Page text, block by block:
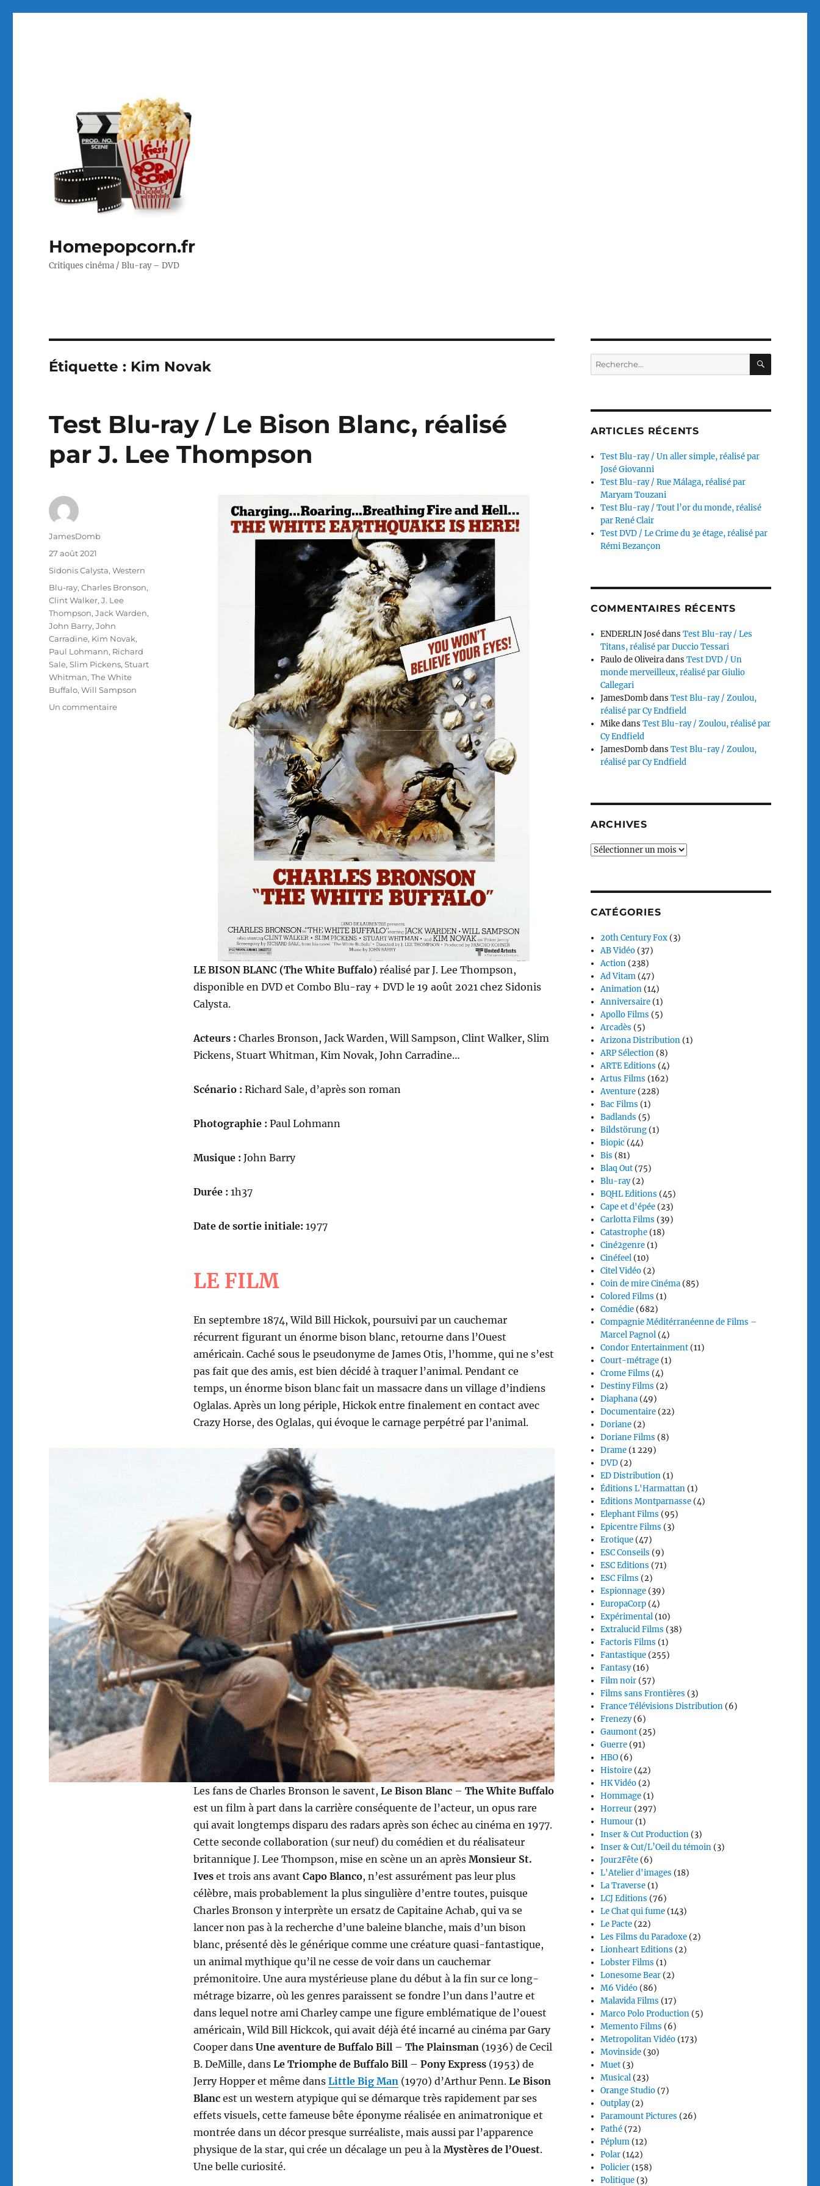
Homepopcorn.fr
Critiques cinéma / Blu-ray – DVD
Étiquette : Kim Novak
Test Blu-ray / Le Bison Blanc, réalisé
par J. Lee Thompson
LE BISON BLANC (The White Buffalo) réalisé par J. Lee Thompson,
disponible en DVD et Combo Blu-ray + DVD le 19 août 2021 chez Sidonis
Calysta.
Acteurs : Charles Bronson, Jack Warden, Will Sampson, Clint Walker, Slim
Pickens, Stuart Whitman, Kim Novak, John Carradine…
Scénario : Richard Sale, d’après son roman
Photographie : Paul Lohmann
Musique : John Barry
Durée : 1h37
Date de sortie initiale: 1977
LE FILM
En septembre 1874, Wild Bill Hickok, poursuivi par un cauchemar
récurrent figurant un énorme bison blanc, retourne dans l’Ouest
américain. Caché sous le pseudonyme de James Otis, l’homme, qui ne s’est
pas fait que des amis, est bien décidé à traquer l’animal. Pendant ce
temps, un énorme bison blanc fait un massacre dans un village d’indiens
Oglalas. Après un long périple, Hickok entre finalement en contact avec
Crazy Horse, des Oglalas, qui évoque le carnage perpétré par l’animal.
Les fans de Charles Bronson le savent, Le Bison Blanc – The White Buffalo
est un film à part dans la carrière conséquente de l’acteur, un opus rare
qui avait longtemps disparu des radars après son échec au cinéma en 1977.
Cette seconde collaboration (sur neuf) du comédien et du réalisateur
britannique J. Lee Thompson, mise en scène un an après Monsieur St.
Ives et trois ans avant Capo Blanco, n’est assurément pas leur plus
célèbre, mais probablement la plus singulière d’entre toutes, puisque
Charles Bronson y interprète un ersatz de Capitaine Achab, qui va se
lancer non pas à la recherche d’une baleine blanche, mais d’un bison
blanc, présenté dès le générique comme une créature quasi-fantastique,
un animal mythique qu’il ne cesse de voir dans un cauchemar
prémonitoire. Une aura mystérieuse plane du début à la fin sur ce long-
métrage bizarre, où les genres paraissent se fondre l’un dans l’autre et
dans lequel notre ami Charley campe une figure emblématique de l’ouest
américain, Wild Bill Hickcok, qui avait déjà été incarné au cinéma par Gary
Cooper dans Une aventure de Buffalo Bill – The Plainsman (1936) de Cecil
B. DeMille, dansLe Triomphe de Buffalo Bill – Pony Express (1953) de
Jerry Hopper et même dans Little Big Man (1970) d’Arthur Penn. Le Bison
Blanc est un western atypique qui se démarque très rapidement par ses
effets visuels, cette fameuse bête éponyme réalisée en animatronique et
montrée dans un décor presque surréaliste, mais aussi par l’apparence
physique de la star, qui crée un décalage un peu à la Mystères de l’Ouest.
Une belle curiosité.
Auteur
JamesDomb
Publié
le
27 août 2021
Catégories
Sidonis Calysta,Western
Étiquettes
Blu-ray,Charles Bronson,
Clint Walker,J. Lee
Thompson,Jack Warden,
John Barry,John
Carradine, Kim Novak,
Paul Lohmann, Richard
Sale,Slim Pickens,Stuart
Whitman,The White
Buffalo,Will Sampson
Un commentairesur
Recherche
pour :
ARTICLES RÉCENTS
Test Blu-ray / Un aller simple, réalisé par
José Giovanni
Test Blu-ray / Rue Málaga, réalisé par
Maryam Touzani
Test Blu-ray / Tout l’or du monde, réalisé
par René Clair
Test DVD / Le Crime du 3e étage, réalisé par
Rémi Bezançon
COMMENTAIRES RÉCENTS
ENDERLIN JosédansTest Blu-ray / Les
Titans, réalisé par Duccio Tessari
Paulo de OliveiradansTest DVD / Un
monde merveilleux, réalisé par Giulio
Callegari
JamesDombdansTest Blu-ray / Zoulou,
réalisé par Cy Endfield
MikedansTest Blu-ray / Zoulou, réalisé par
Cy Endfield
JamesDombdansTest Blu-ray / Zoulou,
réalisé par Cy Endfield
ARCHIVES
Archives
CATÉGORIES
20th Century Fox (3)
AB Vidéo (37)
Action (238)
Ad Vitam (47)
Animation (14)
Anniversaire (1)
Apollo Films (5)
Arcadès (5)
Arizona Distribution (1)
ARP Sélection (8)
ARTE Editions (4)
Artus Films (162)
Aventure (228)
Bac Films (1)
Badlands (5)
Bildstörung (1)
Biopic (44)
Bis (81)
Blaq Out (75)
Blu-ray(2)
BQHL Editions (45)
Cape et d'épée (23)
Carlotta Films (39)
Catastrophe (18)
Ciné2genre (1)
Cinéfeel (10)
Citel Vidéo (2)
Coin de mire Cinéma (85)
Colored Films (1)
Comédie (682)
Compagnie Méditérranéenne de Films –
Marcel Pagnol (4)
Condor Entertainment (11)
Court-métrage (1)
Crome Films (4)
Destiny Films (2)
Diaphana (49)
Documentaire (22)
Doriane (2)
Doriane Films (8)
Drame (1 229)
DVD (2)
ED Distribution (1)
Éditions L'Harmattan (1)
Editions Montparnasse (4)
Elephant Films (95)
Epicentre Films (3)
Erotique (47)
ESC Conseils (9)
ESC Editions (71)
ESC Films (2)
Espionnage (39)
EuropaCorp (4)
Expérimental (10)
Extralucid Films (38)
Factoris Films (1)
Fantastique (255)
Fantasy(16)
Film noir (57)
Films sans Frontières (3)
France Télévisions Distribution (6)
Frenezy(6)
Gaumont (25)
Guerre (91)
HBO (6)
Histoire (42)
HK Vidéo (2)
Hommage (1)
Horreur (297)
Humour (1)
Inser & Cut Production (3)
Inser & Cut/L’Oeil du témoin (3)
Jour2Fête (6)
L'Atelier d'images (18)
La Traverse (1)
LCJ Editions (76)
Le Chat qui fume (143)
Le Pacte (22)
Les Films du Paradoxe (2)
Lionheart Editions (2)
Lobster Films (1)
Lonesome Bear (2)
M6 Vidéo (86)
Malavida Films (17)
Marco Polo Production (5)
Memento Films (6)
Metropolitan Vidéo (173)
Movinside (30)
Muet (3)
Musical (23)
Orange Studio (7)
Outplay(2)
Paramount Pictures (26)
Pathé (72)
Péplum (12)
Polar (142)
Policier (158)
Politique (3)